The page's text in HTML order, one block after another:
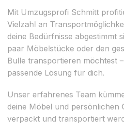
Mit Umzugsprofi Schmitt
Vielzahl an
deine Bedürfnisse abgestimmt
paar Möbelstücke oder den
Bulle transportieren möchtest
passende Lösung für dich.
Unser erfahrenes Team
deine Möbel und persönlichen
verpackt und transportiert